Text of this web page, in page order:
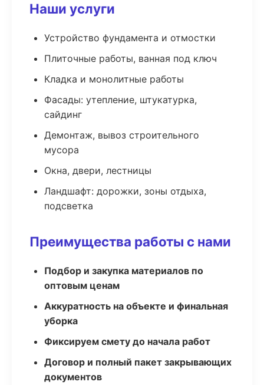
Наши услуги
Устройство фундамента и отмостки
Плиточные работы, ванная под ключ
Кладка и монолитные работы
Фасады: утепление, штукатурка,
сайдинг
Демонтаж, вывоз строительного
мусора
Окна, двери, лестницы
Ландшафт: дорожки, зоны отдыха,
подсветка
Преимущества работы с нами
Подбор и закупка материалов по
оптовым ценам
Аккуратность на объекте и финальная
уборка
Фиксируем смету до начала работ
Договор и полный пакет закрывающих
документов